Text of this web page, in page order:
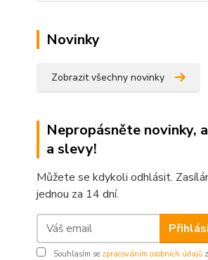
Novinky
Zobrazit všechny novinky
Nepropásněte novinky,
a slevy!
Můžete se kdykoli odhlásit.
jednou za 14 dní.
Souhlasím se zpracováním osobních údajů